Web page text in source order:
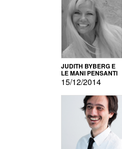
JUDITH BYBERG E
LE MANI PENSANTI
15/12/2014